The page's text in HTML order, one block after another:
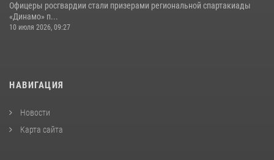
Офицеры росгвардии стали призерами региональной спартакиады
«Динамо» п...
10 июля 2026, 09:27
НАВИГАЦИЯ
Новости
Карта сайта